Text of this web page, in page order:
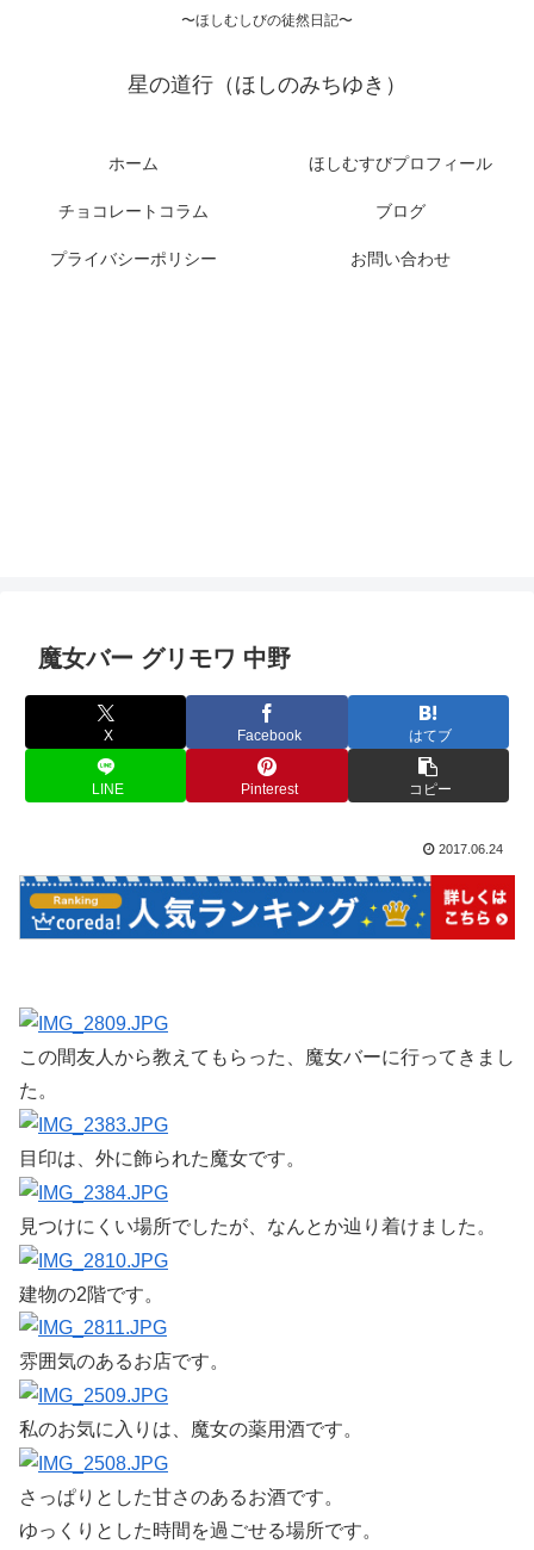
〜ほしむしびの徒然日記〜
星の道行（ほしのみちゆき）
ホーム ほしむすびプロフィール
チョコレートコラム ブログ
プライバシーポリシー お問い合わせ
魔女バー グリモワ 中野
X Facebook はてブ
LINE Pinterest コピー
2017.06.24
この間友人から教えてもらった、魔女バーに行ってきまし
た。
目印は、外に飾られた魔女です。
見つけにくい場所でしたが、なんとか辿り着けました。
建物の2階です。
雰囲気のあるお店です。
私のお気に入りは、魔女の薬用酒です。
さっぱりとした甘さのあるお酒です。
ゆっくりとした時間を過ごせる場所です。